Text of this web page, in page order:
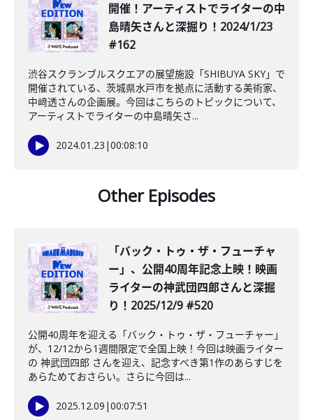
開催！アーティストでライターの中
島晴矢さんと深掘り！2024/1/23
#162
渋谷スクランブルスクエアの展望施設「SHIBUYA SKY」で
開催されている、茨城県水戸市を拠点に活動する美術家、
中﨑透さんの企画展。今回はこちらのトピックについて、
アーティストでライターの中島晴矢さ...
2024.01.23 |00:08:10
Other Episodes
「バック・トゥ・ザ・フューチャ
ー」、公開40周年記念上映！映画
ライターの神武団四郎さんと深掘
り！2025/12/9 #520
公開40周年を迎える「バック・トゥ・ザ・フューチャー」
が、12/12から1週間限定で全国上映！今回は映画ライター
の 神武団四郎 さんを迎え、記念すべき第1作のあらすじを
あらためておさらい。さらに今回は...
2025.12.09 |00:07:51